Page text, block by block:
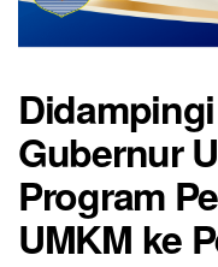
Gubernur
Program
UMKM ke